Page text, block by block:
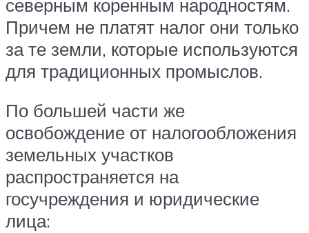
северным коренным народностям.
Причем не платят налог они только
за те земли, которые используются
для традиционных промыслов.
По большей части же
освобождение от налогообложения
земельных участков
распространяется на
госучреждения и юридические
лица: